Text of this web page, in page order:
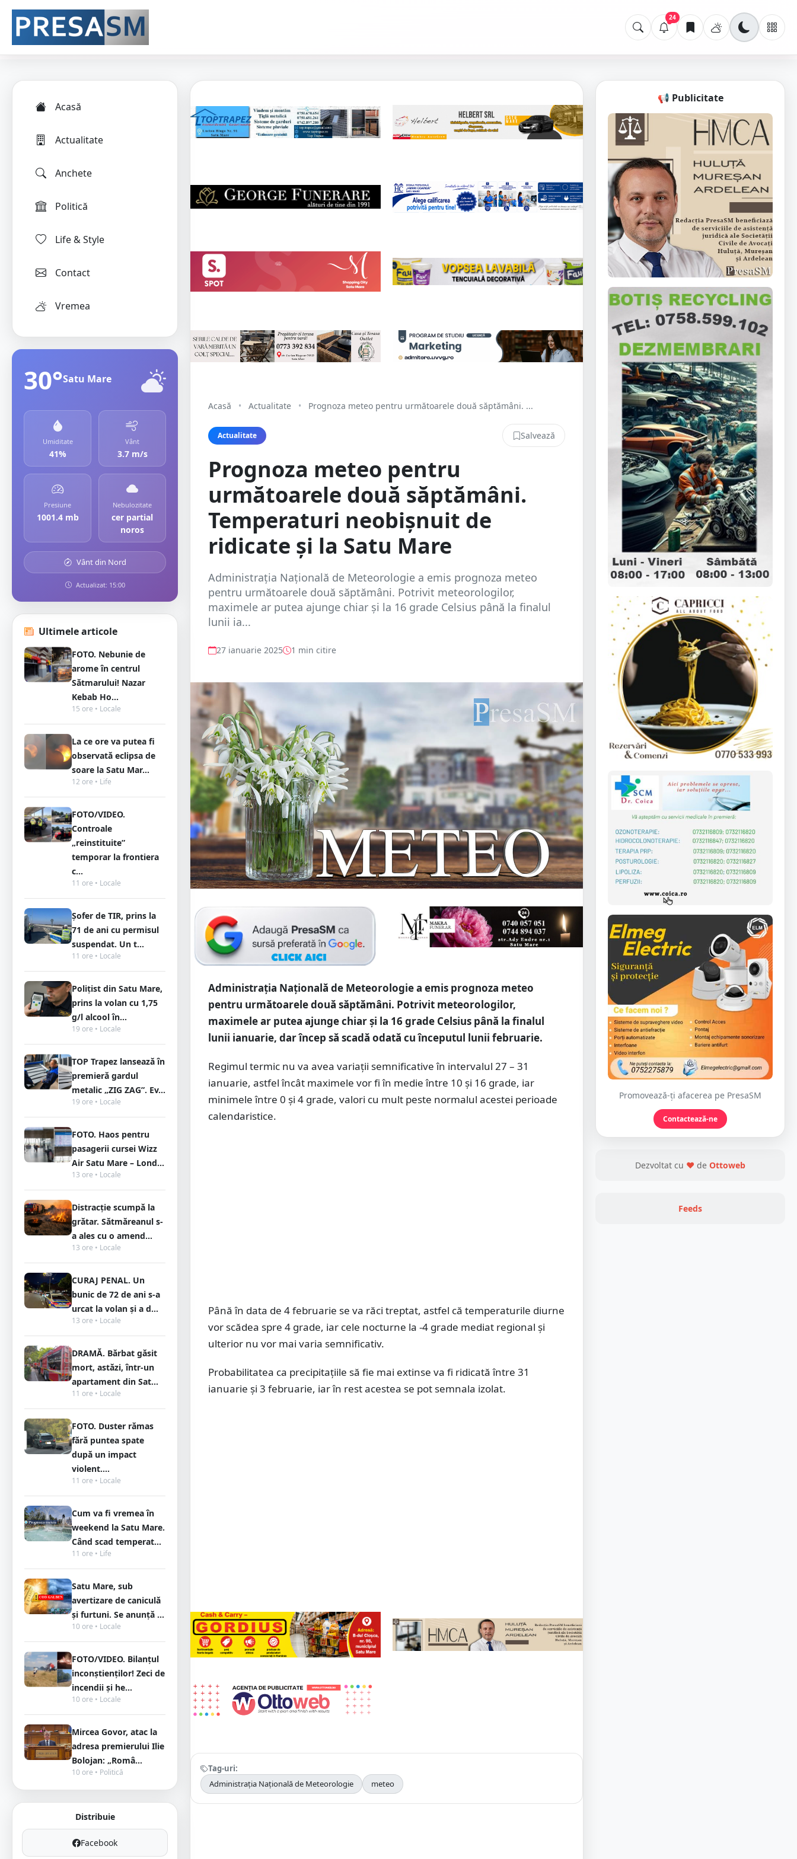
24
Acasă
Actualitate
Anchete
Politică
Life & Style
Contact
Vremea
30°Satu Mare
Umiditate
41%
Vânt
3.7 m/s
Presiune
1001.4 mb
Nebulozitate
cer partial
noros
Vânt din Nord
Actualizat: 15:00
Ultimele articole
FOTO. Nebunie de
arome în centrul
Sătmarului! Nazar
Kebab Ho...
15 ore • Locale
La ce ore va putea fi
observată eclipsa de
soare la Satu Mar...
12 ore • Life
FOTO/VIDEO.
Controale
„reinstituite”
temporar la frontiera
c...
11 ore • Locale
Șofer de TIR, prins la
71 de ani cu permisul
suspendat. Un t...
11 ore • Locale
Polițist din Satu Mare,
prins la volan cu 1,75
g/l alcool în...
19 ore • Locale
TOP Trapez lansează în
premieră gardul
metalic „ZIG ZAG”. Ev...
19 ore • Locale
FOTO. Haos pentru
pasagerii cursei Wizz
Air Satu Mare – Lond...
13 ore • Locale
Distracție scumpă la
grătar. Sătmăreanul s-
a ales cu o amend...
13 ore • Locale
CURAJ PENAL. Un
bunic de 72 de ani s-a
urcat la volan și a d...
13 ore • Locale
DRAMĂ. Bărbat găsit
mort, astăzi, într-un
apartament din Sat...
11 ore • Locale
FOTO. Duster rămas
fără puntea spate
după un impact
violent....
11 ore • Locale
Cum va fi vremea în
weekend la Satu Mare.
Când scad temperat...
11 ore • Life
Satu Mare, sub
avertizare de caniculă
și furtuni. Se anunță ...
10 ore • Locale
FOTO/VIDEO. Bilanțul
inconștienților! Zeci de
incendii și he...
10 ore • Locale
Mircea Govor, atac la
adresa premierului Ilie
Bolojan: „Româ...
10 ore • Politică
Distribuie
Facebook
Acasă • Actualitate • Prognoza meteo pentru următoarele două săptămâni. ...
Actualitate Salvează
Prognoza meteo pentru
următoarele două săptămâni.
Temperaturi neobișnuit de
ridicate și la Satu Mare
Administrația Națională de Meteorologie a emis prognoza meteo
pentru următoarele două săptămâni. Potrivit meteorologilor,
maximele ar putea ajunge chiar și la 16 grade Celsius până la finalul
lunii ia...
27 ianuarie 2025 1 min citire
Administrația Națională de Meteorologie a emis prognoza meteo
pentru următoarele două săptămâni. Potrivit meteorologilor,
maximele ar putea ajunge chiar și la 16 grade Celsius până la finalul
lunii ianuarie, dar încep să scadă odată cu începutul lunii februarie.
Regimul termic nu va avea variații semnificative în intervalul 27 – 31
ianuarie, astfel încât maximele vor fi în medie între 10 și 16 grade, iar
minimele între 0 și 4 grade, valori cu mult peste normalul acestei perioade
calendaristice.
Până în data de 4 februarie se va răci treptat, astfel că temperaturile diurne
vor scădea spre 4 grade, iar cele nocturne la -4 grade mediat regional și
ulterior nu vor mai varia semnificativ.
Probabilitatea ca precipitațiile să fie mai extinse va fi ridicată între 31
ianuarie și 3 februarie, iar în rest acestea se pot semnala izolat.
Tag-uri:
Administrația Națională de Meteorologie
meteo
📢 Publicitate
Promovează-ți afacerea pe PresaSM
Contactează-ne
Dezvoltat cu ❤ de Ottoweb
Feeds